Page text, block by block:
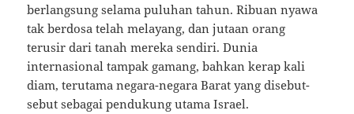
berlangsung selama puluhan tahun. Ribuan nyawa
tak berdosa telah melayang, dan jutaan orang
terusir dari tanah mereka sendiri. Dunia
internasional tampak gamang, bahkan kerap kali
diam, terutama negara-negara Barat yang disebut-
sebut sebagai pendukung utama Israel.